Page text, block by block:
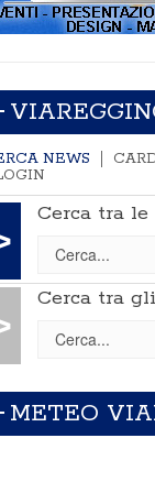
NEWS
Cerca tra le
Cerca tra
METEO